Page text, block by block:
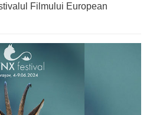
Filmului European